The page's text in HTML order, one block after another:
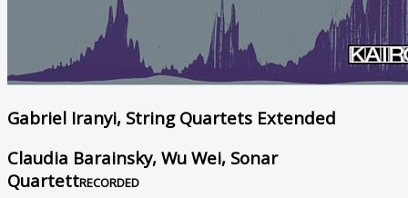
Gabriel Iranyi, String Quartets Extended
Claudia Barainsky, Wu Wei, Sonar
QuartettRECORDED